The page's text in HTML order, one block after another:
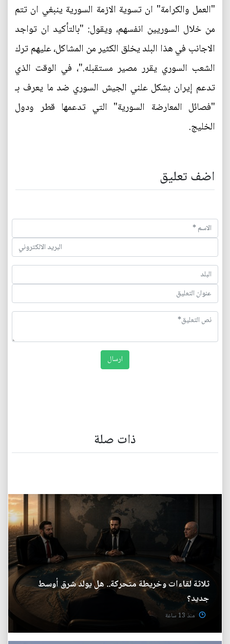
"العمل والكرامة" ان تسوية الازمة السورية ينبغي ان تتم
من خلال السوريين انفسهم، ويقول: "بالتأكيد ان تواجد
الاجانب في هذا البلد يخلق الكثير من المشاكل، عليهم ترك
الشعب السوري يقرر مصير مستقبله."، في الوقت الذي
تدعم إيران بشكل علني الجيش السوري ضد ما يعرف بـ
"فصائل المعارضة السورية" التي تدعمها قطر ودول
الخليج.
اضف تعليق
ذات صلة
ثلاثة لقاءات وخريطة متحركة.. هل يولد شرق أوسط
جديد؟
منذ 13 ساعة